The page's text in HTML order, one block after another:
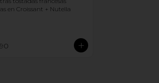
en Croissant + Nutella